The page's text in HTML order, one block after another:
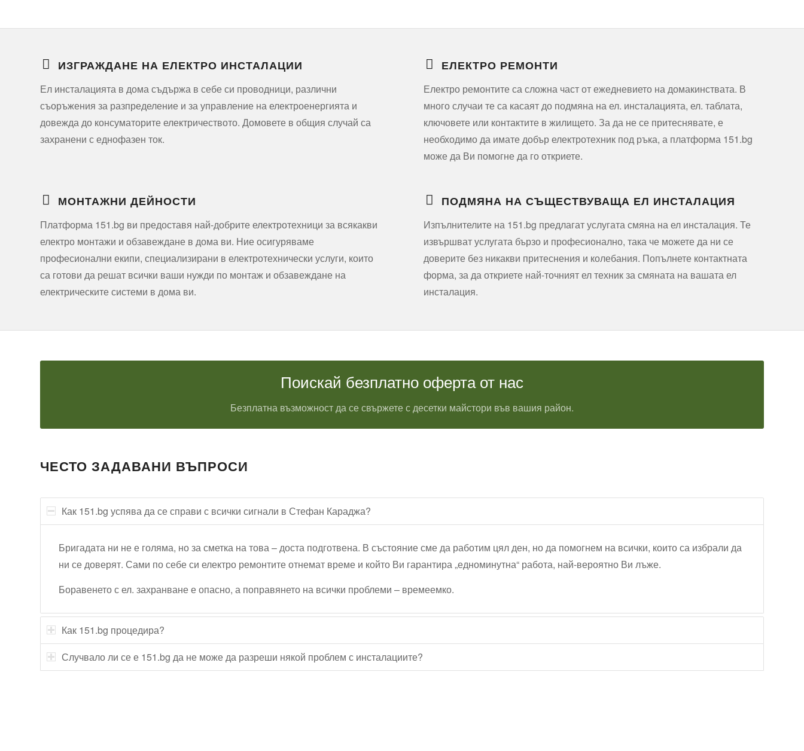
ИЗГРАЖДАНЕ НА ЕЛЕКТРО ИНСТАЛАЦИИ
Ел инсталацията в дома съдържа в себе си проводници, различни
съоръжения за разпределение и за управление на електроенергията и
довежда до консуматорите електричеството. Домовете в общия случай са
захранени с еднофазен ток.
ЕЛЕКТРО РЕМОНТИ
Електро ремонтите са сложна част от ежедневието на домакинствата. В
много случаи те са касаят до подмяна на ел. инсталацията, ел. таблата,
ключовете или контактите в жилището. За да не се притеснявате, е
необходимо да имате добър електротехник под ръка, а платформа 151.bg
може да Ви помогне да го откриете.
МОНТАЖНИ ДЕЙНОСТИ
Платформа 151.bg ви предоставя най-добрите електротехници за всякакви
електро монтажи и обзавеждане в дома ви. Ние осигуряваме
професионални екипи, специализирани в електротехнически услуги, които
са готови да решат всички ваши нужди по монтаж и обзавеждане на
електрическите системи в дома ви.
ПОДМЯНА НА СЪЩЕСТВУВАЩА ЕЛ ИНСТАЛАЦИЯ
Изпълнителите на 151.bg предлагат услугата смяна на ел инсталация. Те
извършват услугата бързо и професионално, така че можете да ни се
доверите без никакви притеснения и колебания. Попълнете контактната
форма, за да откриете най-точният ел техник за смяната на вашата ел
инсталация.
Поискай безплатно оферта от нас
Безплатна възможност да се свържете с десетки майстори във вашия район.
ЧЕСТО ЗАДАВАНИ ВЪПРОСИ
Как 151.bg успява да се справи с всички сигнали в Стефан Караджа?
Бригадата ни не е голяма, но за сметка на това – доста подготвена. В състояние сме да работим цял ден, но да помогнем на всички, които са избрали да
ни се доверят. Сами по себе си електро ремонтите отнемат време и който Ви гарантира „едноминутна“ работа, най-вероятно Ви лъже.
Боравенето с ел. захранване е опасно, а поправянето на всички проблеми – времеемко.
Как 151.bg процедира?
Случвало ли се е 151.bg да не може да разреши някой проблем с инсталациите?